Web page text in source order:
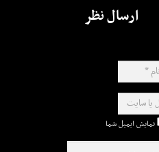
ارسال نظر
نمایش ایمیل شما